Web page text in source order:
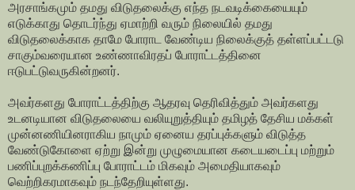
அரசாங்கமும் தமது விடுதலைக்கு எந்த நடவடிக்கையையும்
எடுக்காது தொடர்ந்து ஏமாற்றி வரும் நிலையில் தமது
விடுதலைக்காக தாமே போராட வேண்டிய நிலைக்குத் தள்ளப்பட்டடு
சாகும்வரையான உண்ணாவிரதப் போராட்டத்தினை
ஈடுபட்டுவருகின்றனர்.
அவர்களது போராட்டத்திற்கு ஆதரவு தெரிவித்தும் அவர்களது
உடனடியான விடுதலையை வலியுறுத்தியும் தமிழத் தேசிய மக்கள்
முன்னணியினராகிய நாமும் ஏனைய தரப்புக்களும் விடுத்த
வேண்டுகோளை ஏற்று இன்று முழுமையான கடையடைப்பு மற்றும்
பணிப்புறக்கணிப்பு போராட்டம் மிகவும் அமைதியாகவும்
வெற்றிகரமாகவும் நடந்தேறியுள்ளது.